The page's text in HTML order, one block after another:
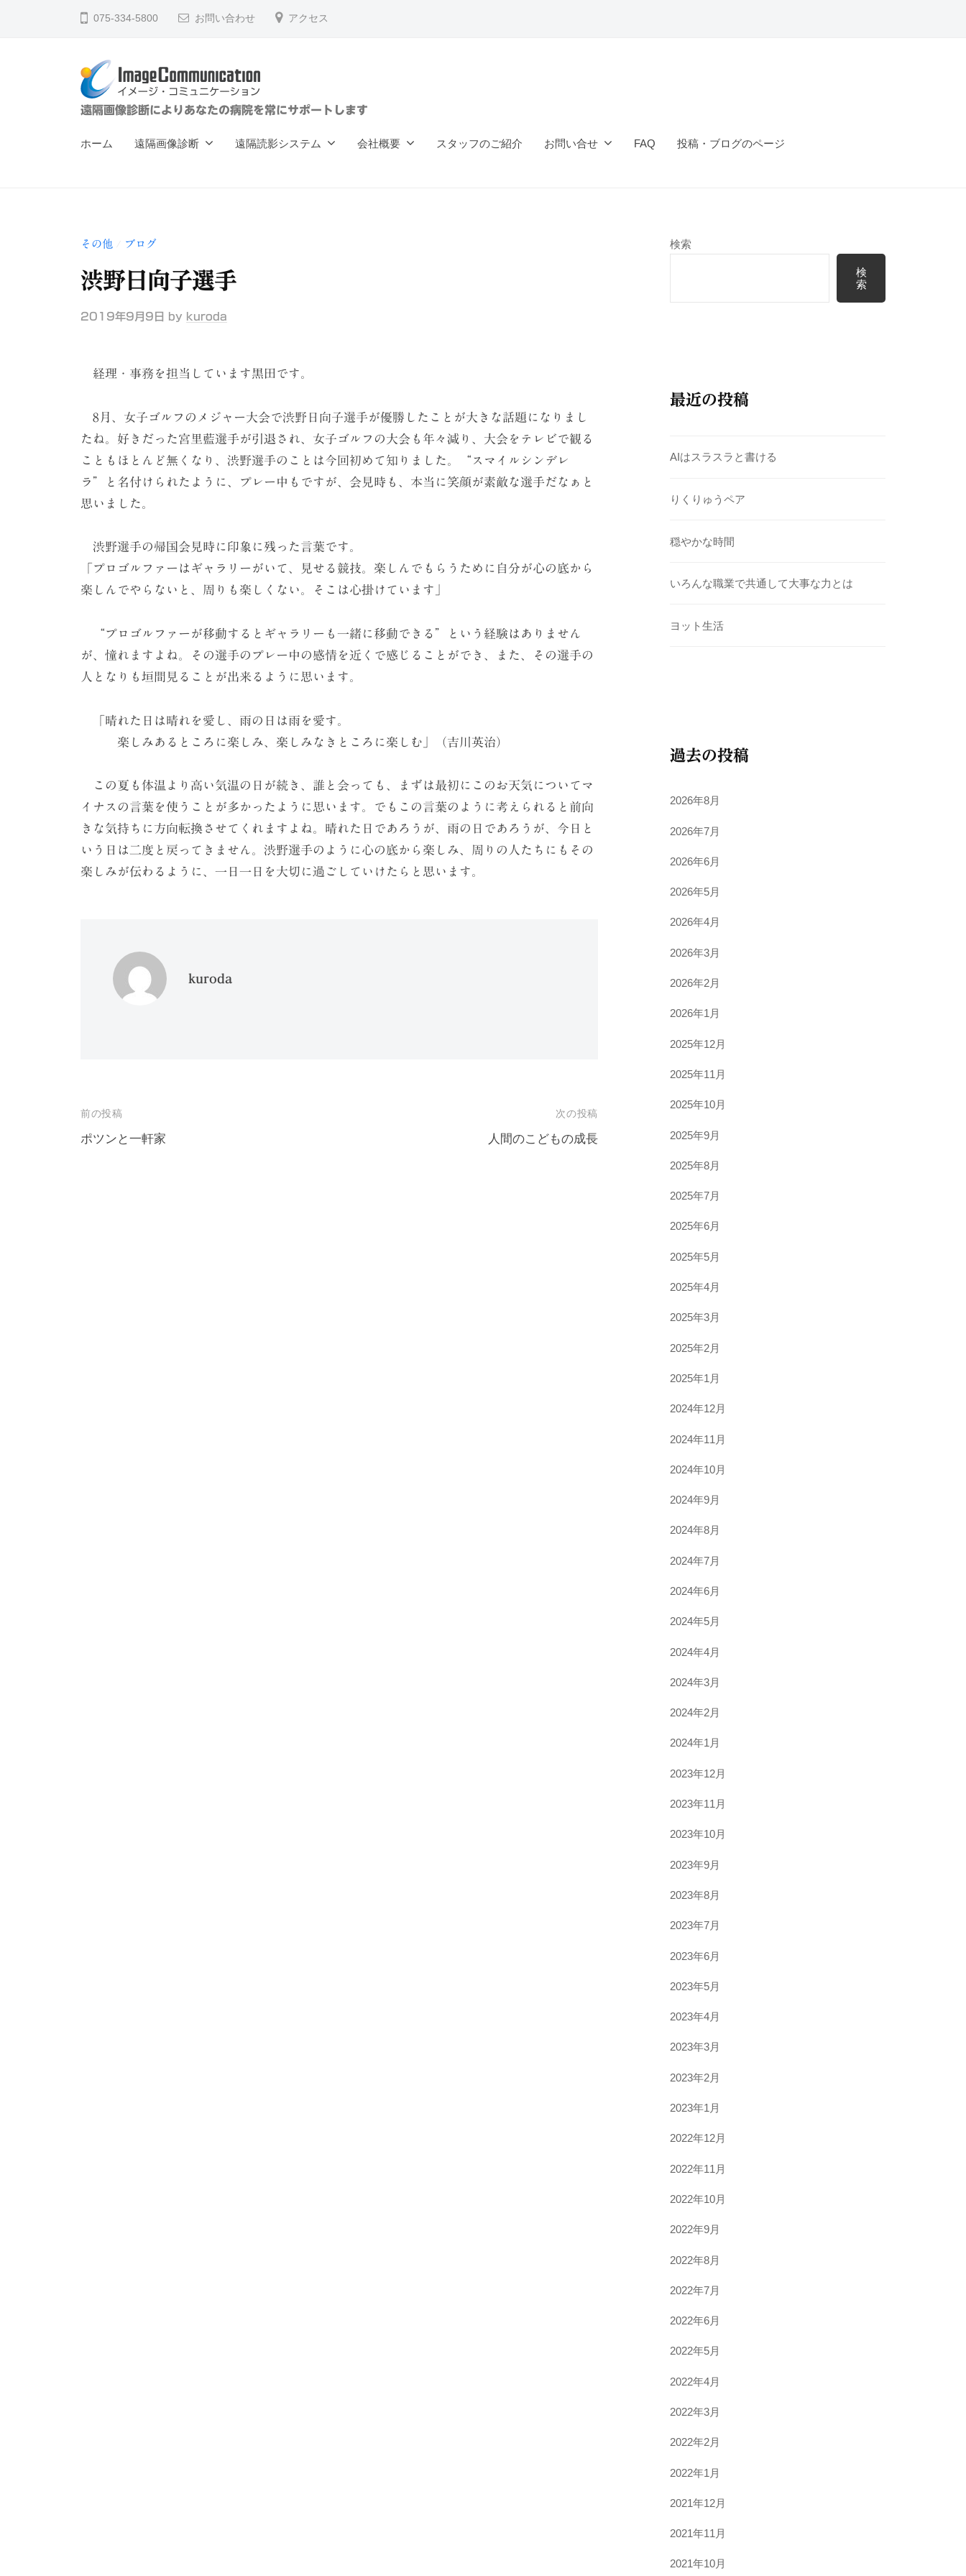
075-334-5800 お問い合わせ アクセス
イ
ミ
ュ
ケ
シ
ン
（
株
）
遠隔画像診断によりあなたの病院を常にサポートします
ホーム 遠隔画像診断 遠隔読影システム 会社概要 スタッフのご紹介 お問い合せ FAQ 投稿・ブログのページ
その他 ブログ
渋野日向子選手
2019年9月9日 by kuroda
経理・事務を担当しています黒田です。
8月、女子ゴルフのメジャー大会で渋野日向子選手が優勝したことが大きな話題になりまし
たね。好きだった宮里藍選手が引退され、女子ゴルフの大会も年々減り、大会をテレビで観る
こともほとんど無くなり、渋野選手のことは今回初めて知りました。“スマイルシンデレ
ラ”と名付けられたように、プレー中もですが、会見時も、本当に笑顔が素敵な選手だなぁと
思いました。
渋野選手の帰国会見時に印象に残った言葉です。
「プロゴルファーはギャラリーがいて、見せる競技。楽しんでもらうために自分が心の底から
楽しんでやらないと、周りも楽しくない。そこは心掛けています」
“プロゴルファーが移動するとギャラリーも一緒に移動できる”という経験はありません
が、憧れますよね。その選手のプレー中の感情を近くで感じることができ、また、その選手の
人となりも垣間見ることが出来るように思います。
「晴れた日は晴れを愛し、雨の日は雨を愛す。
楽しみあるところに楽しみ、楽しみなきところに楽しむ」（吉川英治）
この夏も体温より高い気温の日が続き、誰と会っても、まずは最初にこのお天気についてマ
イナスの言葉を使うことが多かったように思います。でもこの言葉のように考えられると前向
きな気持ちに方向転換させてくれますよね。晴れた日であろうが、雨の日であろうが、今日と
いう日は二度と戻ってきません。渋野選手のように心の底から楽しみ、周りの人たちにもその
楽しみが伝わるように、一日一日を大切に過ごしていけたらと思います。
kuroda
投
稿
前の投稿
ポツンと一軒家
次の投稿
人間のこどもの成長
検索
検
索
最近の投稿
AIはスラスラと書ける
りくりゅうペア
穏やかな時間
いろんな職業で共通して大事な力とは
ヨット生活
過去の投稿
2026年8月
2026年7月
2026年6月
2026年5月
2026年4月
2026年3月
2026年2月
2026年1月
2025年12月
2025年11月
2025年10月
2025年9月
2025年8月
2025年7月
2025年6月
2025年5月
2025年4月
2025年3月
2025年2月
2025年1月
2024年12月
2024年11月
2024年10月
2024年9月
2024年8月
2024年7月
2024年6月
2024年5月
2024年4月
2024年3月
2024年2月
2024年1月
2023年12月
2023年11月
2023年10月
2023年9月
2023年8月
2023年7月
2023年6月
2023年5月
2023年4月
2023年3月
2023年2月
2023年1月
2022年12月
2022年11月
2022年10月
2022年9月
2022年8月
2022年7月
2022年6月
2022年5月
2022年4月
2022年3月
2022年2月
2022年1月
2021年12月
2021年11月
2021年10月
ジ
ミ
ュ
ケ
（
）